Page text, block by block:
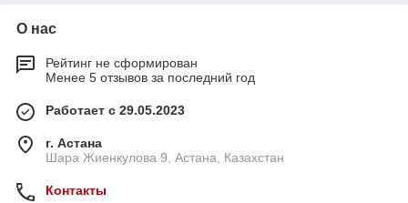
О нас
Рейтинг не сформирован
Менее 5 отзывов за последний год
Работает с 29.05.2023
г. Астана
Шара Жиенкулова 9, Астана, Казахстан
Контакты